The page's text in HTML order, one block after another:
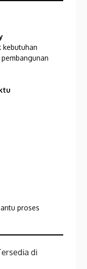
kebutuhan
proses
di